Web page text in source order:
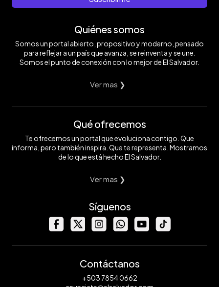
Quiénes somos
Somos un portal abierto, propositivo y moderno, pensado
para reflejar a un país que avanza, se reinventa y se une.
Somos el punto de conexión con lo mejor de El Salvador.
Ver mas ❯
Qué ofrecemos
Te ofrecemos un portal que evoluciona contigo. Que
informa, pero también inspira. Que te representa. Mostramos
de lo que está hecho El Salvador.
Ver mas ❯
Síguenos
Contáctanos
+503 7854 0662